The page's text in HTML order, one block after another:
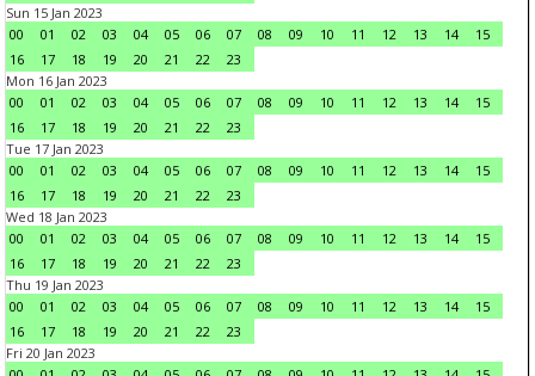
Sun 15 Jan 2023
00
01 02 03 04 05 06 07 08 09 10 11 12 13 14
15
16
17 18 19 20 21 22
23
Mon 16 Jan 2023
00
01 02 03 04 05 06 07 08 09 10 11 12 13 14
15
16
17 18 19 20 21 22
23
Tue 17 Jan 2023
00
01 02 03 04 05 06 07 08 09 10 11 12 13 14
15
16
17 18 19 20 21 22
23
Wed 18 Jan 2023
00
01 02 03 04 05 06 07 08 09 10 11 12 13 14
15
16
17 18 19 20 21 22
23
Thu 19 Jan 2023
00
01 02 03 04 05 06 07 08 09 10 11 12 13 14
15
16
17 18 19 20 21 22
23
Fri 20 Jan 2023